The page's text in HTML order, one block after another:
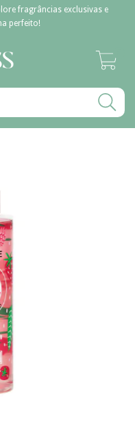
fragrâncias exclusivas e
perfeito!